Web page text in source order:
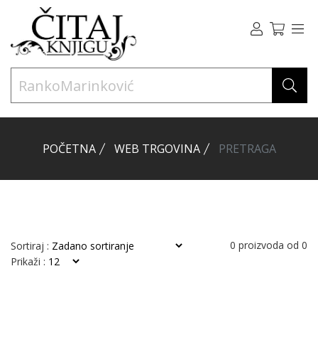
POČETNA WEB TRGOVINA PRETRAGA
Sortiraj : 0 proizvoda od 0
Prikaži :